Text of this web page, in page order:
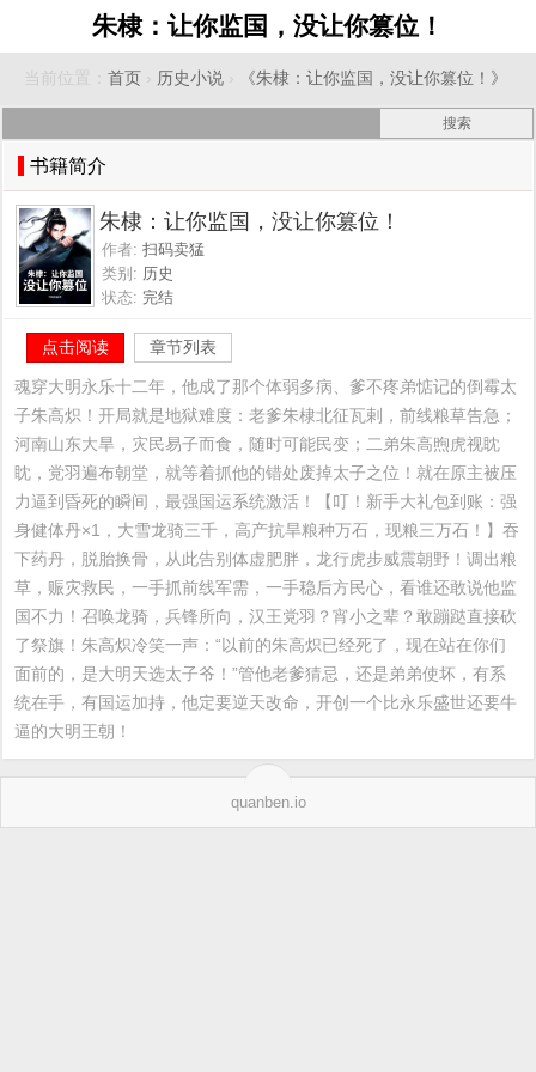
朱棣：让你监国，没让你篡位！
当前位置： 首页 › 历史小说 › 《朱棣：让你监国，没让你篡位！》
书籍简介
朱棣：让你监国，没让你篡位！
作者: 扫码卖猛
类别: 历史
状态: 完结
点击阅读 章节列表
魂穿大明永乐十二年，他成了那个体弱多病、爹不疼弟惦记的倒霉太
子朱高炽！开局就是地狱难度：老爹朱棣北征瓦剌，前线粮草告急；
河南山东大旱，灾民易子而食，随时可能民变；二弟朱高煦虎视眈
眈，党羽遍布朝堂，就等着抓他的错处废掉太子之位！就在原主被压
力逼到昏死的瞬间，最强国运系统激活！【叮！新手大礼包到账：强
身健体丹×1，大雪龙骑三千，高产抗旱粮种万石，现粮三万石！】吞
下药丹，脱胎换骨，从此告别体虚肥胖，龙行虎步威震朝野！调出粮
草，赈灾救民，一手抓前线军需，一手稳后方民心，看谁还敢说他监
国不力！召唤龙骑，兵锋所向，汉王党羽？宵小之辈？敢蹦跶直接砍
了祭旗！朱高炽冷笑一声：“以前的朱高炽已经死了，现在站在你们
面前的，是大明天选太子爷！”管他老爹猜忌，还是弟弟使坏，有系
统在手，有国运加持，他定要逆天改命，开创一个比永乐盛世还要牛
逼的大明王朝！
quanben.io